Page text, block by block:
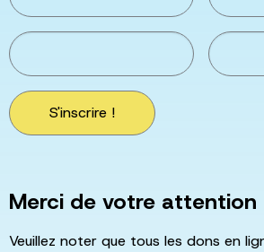
S'inscrire !
Merci de votre attention
Veuillez noter que tous les dons en